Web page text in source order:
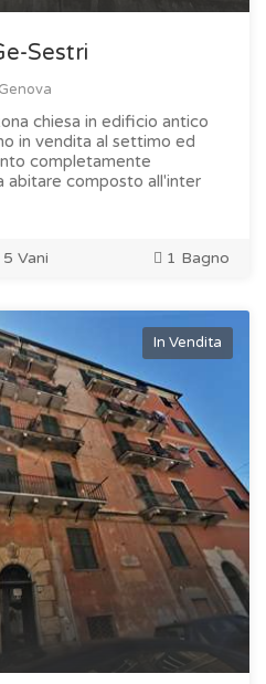
Sestri
chiesa in edificio antico
in vendita al settimo ed
completamente
composto all'inter
5 Vani 1 Bagno
In Vendita